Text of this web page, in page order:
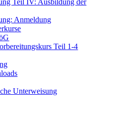
Teil IV: Ausbildung der
Anmeldung
Teil 1-4
Unterweisung